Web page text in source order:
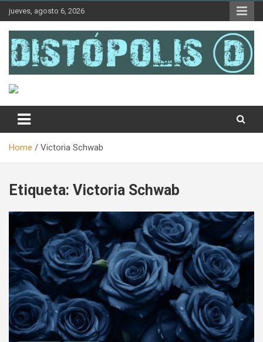
content
jueves, agosto 6, 2026
Distópolis
Home Victoria Schwab
Etiqueta: Victoria Schwab